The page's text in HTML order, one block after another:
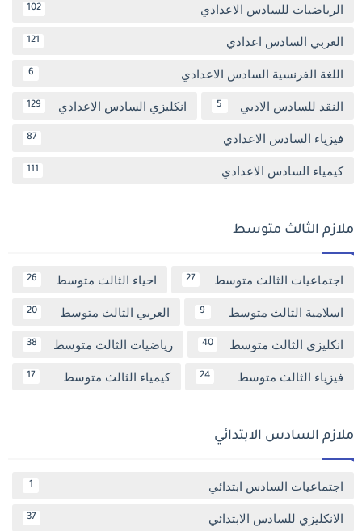
الرياضيات للسادس الاعدادي 102
العربي السادس اعدادي 121
اللغة الفرنسية السادس الاعدادي 6
النقد للسادس الادبي 5 انكليزي السادس الاعدادي 129
فيزياء السادس الاعدادي 87
كيمياء السادس الاعدادي 111
ملازم الثالث متوسط
اجتماعيات الثالث متوسط 27 احياء الثالث متوسط 26
اسلامية الثالث متوسط 9 العربي الثالث متوسط 20
انكليزي الثالث متوسط 40 رياضيات الثالث متوسط 38
فيزياء الثالث متوسط 24 كيمياء الثالث متوسط 17
ملازم السادس الابتدائي
اجتماعيات السادس ابتدائي 1
الانكليزي للسادس الابتدائي 37